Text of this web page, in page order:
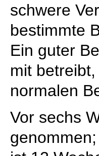
schwere
bestimmte
Ein guter
mit
normalen
Vor sechs